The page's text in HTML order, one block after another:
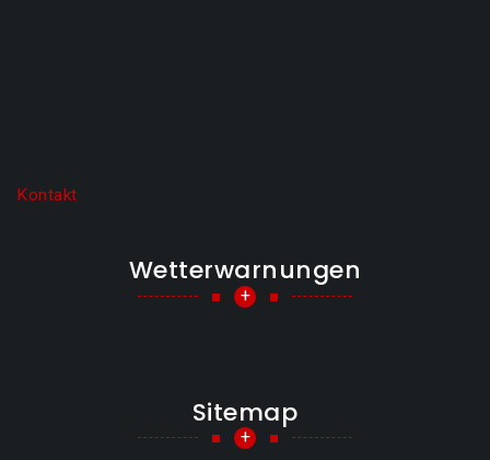
Kontakt
Wetterwarnungen
+
Sitemap
+